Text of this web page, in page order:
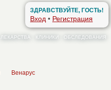
ЗДРАВСТВУЙТЕ, ГОСТЬ!
Вход • Регистрация
ЛЕКАРСТВА КЛИНИКИ ОБСЛЕДОВАНИЯ
Венарус